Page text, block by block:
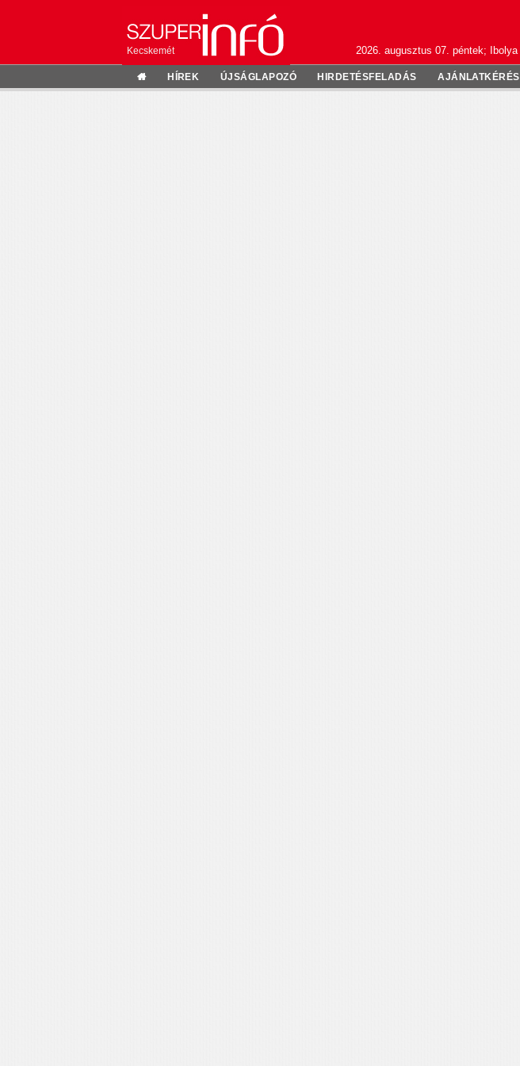
Kecskemét 2026. augusztus 07. péntek; Ibolya
HÍREK ÚJSÁGLAPOZÓ HIRDETÉSFELADÁS AJÁNLATKÉRÉS